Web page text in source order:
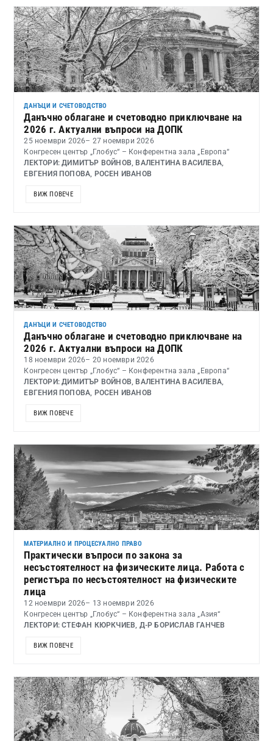
ДАНЪЦИ И СЧЕТОВОДСТВО
Данъчно облагане и счетоводно приключване на
2026 г. Актуални въпроси на ДОПК
25 ноември 2026– 27 ноември 2026
Конгресен център „Глобус“ – Конферентна зала „Европа“
ЛЕКТОРИ: ДИМИТЪР ВОЙНОВ, ВАЛЕНТИНА ВАСИЛЕВА,
ЕВГЕНИЯ ПОПОВА, РОСЕН ИВАНОВ
ВИЖ ПОВЕЧЕ
ДАНЪЦИ И СЧЕТОВОДСТВО
Данъчно облагане и счетоводно приключване на
2026 г. Актуални въпроси на ДОПК
18 ноември 2026– 20 ноември 2026
Конгресен център „Глобус“ – Конферентна зала „Европа“
ЛЕКТОРИ: ДИМИТЪР ВОЙНОВ, ВАЛЕНТИНА ВАСИЛЕВА,
ЕВГЕНИЯ ПОПОВА, РОСЕН ИВАНОВ
ВИЖ ПОВЕЧЕ
МАТЕРИАЛНО И ПРОЦЕСУАЛНО ПРАВО
Практически въпроси по закона за
несъстоятелност на физическите лица. Работа с
регистъра по несъстоятелност на физическите
лица
12 ноември 2026– 13 ноември 2026
Конгресен център „Глобус“ – Конферентна зала „Азия“
ЛЕКТОРИ: СТЕФАН КЮРКЧИЕВ, Д-Р БОРИСЛАВ ГАНЧЕВ
ВИЖ ПОВЕЧЕ